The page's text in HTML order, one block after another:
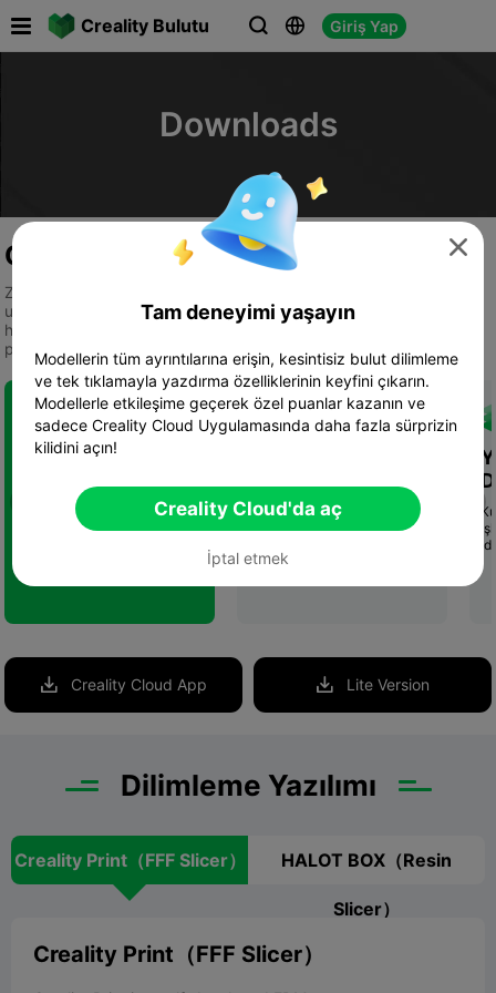
Creality Bulutu   Giriş Yap
Downloads
Creality Bulut Uygulaması
Zengin model kütüphanesi, kullanımı kolay bulut dilimleme ve
uzaktan yazdırma özellikleri sunan, çeşitli, kullanışlı ve ilham verici
hepsi bir arada 3D baskı platformu; üreticilerin bağlantı kurup
paylaşım yapabileceği canlı ve ilgi çekici bir topluluk sunar.
Teşvik Sistemi
Puan kazanmak ve takipçi
desteğiyle ödülleri artırmak
için modeller veya baskı
Ücretsiz 3D model
koleksiyonunu keşfedin ve
sayesinde ihtiyacınızı kolayca
 Creality Cloud App  Lite Version
Dilimleme Yazılımı
Creality Print（FFF Slicer） HALOT BOX（Resin
Slicer）
Creality Print（FFF Slicer）

Tam deneyimi yaşayın
Modellerin tüm ayrıntılarına erişin, kesintisiz bulut dilimleme
ve tek tıklamayla yazdırma özelliklerinin keyfini çıkarın.
Modellerle etkileşime geçerek özel puanlar kazanın ve
sadece Creality Cloud Uygulamasında daha fazla sürprizin
kilidini açın!
Creality Cloud'da aç
İptal etmek